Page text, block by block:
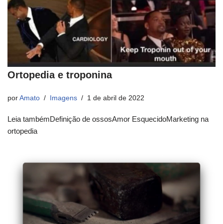
Ortopedia e troponina
por Amato Imagens 1 de abril de 2022
Leia tambémDefinição de ossosAmor EsquecidoMarketing na
ortopedia